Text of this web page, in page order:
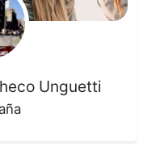
Unguetti